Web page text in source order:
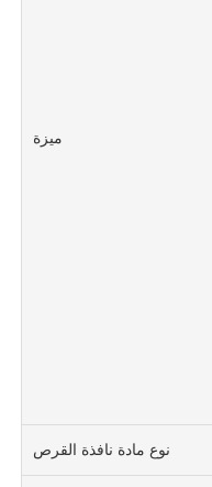
ميزة
نوع مادة نافذة القرص